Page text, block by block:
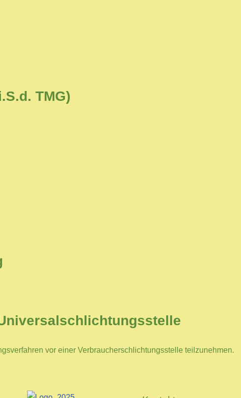
TMG)
vor einer Verbraucherschlichtungsstelle teilzunehmen.